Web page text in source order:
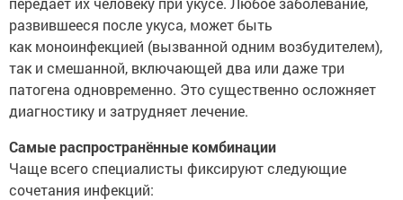
развившееся после укуса, может быть
как моноинфекцией (вызванной одним возбудителем),
так и смешанной, включающей два или даже три
патогена одновременно. Это существенно осложняет
диагностику и затрудняет лечение.
Самые распространённые комбинации
Чаще всего специалисты фиксируют следующие
сочетания инфекций: